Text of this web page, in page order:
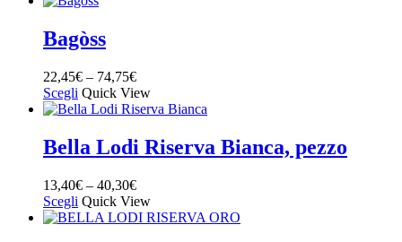
Bagòss
22,45€ – 74,75€
Scegli Quick View
Bella Lodi Riserva Bianca, pezzo
13,40€ – 40,30€
Scegli Quick View